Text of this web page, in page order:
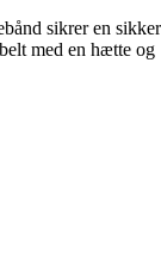
sikrer en sikker
med en hætte og